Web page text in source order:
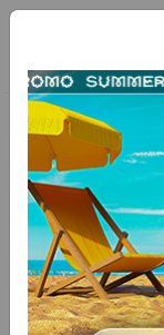
Home Quotidiano
26 ottobre 2015
L'Agenda
A cura di